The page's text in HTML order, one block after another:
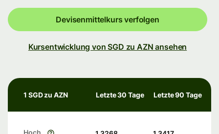
Devisenmittelkurs verfolgen
Kursentwicklung von SGD zu AZN ansehen
1 SGD zu AZN Letzte 30 Tage Letzte 90 Tage